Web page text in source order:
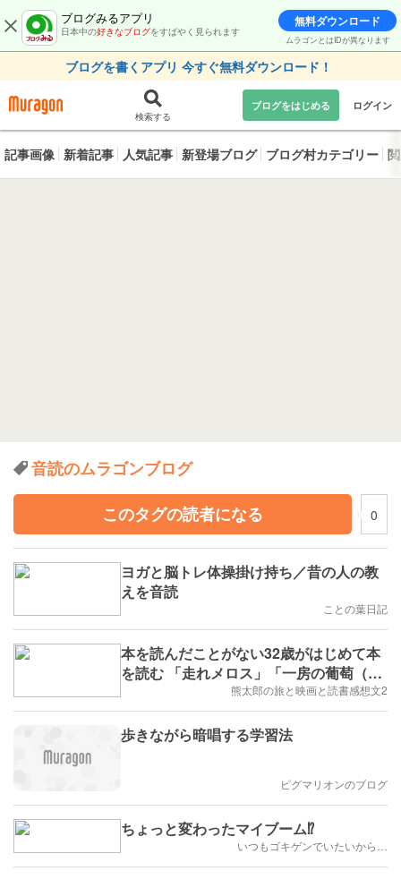
ブログみるアプリ
日本中の好きなブログをすばやく見られます
無料ダウンロード
ムラゴンとはIDが異なります
ブログを書くアプリ 今すぐ無料ダウンロード！
検索する
ブログをはじめる ログイン
記事画像 新着記事 人気記事 新登場ブログ ブログ村カテゴリー
音読のムラゴンブログ
このタグの読者になる
0
ヨガと脳トレ体操掛け持ち／昔の人の教
えを音読
ことの葉日記
本を読んだことがない32歳がはじめて本
を読む 「走れメロス」「一房の葡萄（ひ
とふさのぶどう）」「杜子春（とししゅ
ん）」「本棚」 かまど・みくのしん
熊太郎の旅と映画と読書感想文2
歩きながら暗唱する学習法
ピグマリオンのブログ
ちょっと変わったマイブーム⁉️
いつもゴキゲンでいたいから…